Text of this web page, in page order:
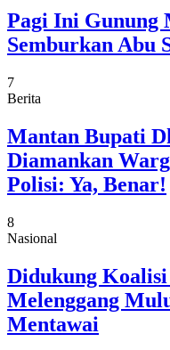
Pagi Ini Gunung
Semburkan Abu
7
Berita
Mantan Bupati
Diamankan
Polisi: Ya, Benar!
8
Nasional
Didukung
Melenggang
Mentawai